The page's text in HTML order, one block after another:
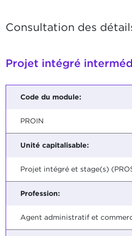
Consultation des
Projet intégré
Code du module:
PROIN
Unité capitalisable:
Projet intégré et stage(s)
Profession:
Agent administratif et